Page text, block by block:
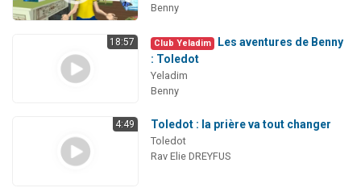
Benny
18:57 Club Yeladim
Les aventures de Benny
: Toledot
Yeladim
Benny
4:49 Toledot : la prière va tout changer
Toledot
Rav Elie DREYFUS